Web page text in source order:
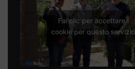
Fai clic per accettare i
cookie per questo servizio